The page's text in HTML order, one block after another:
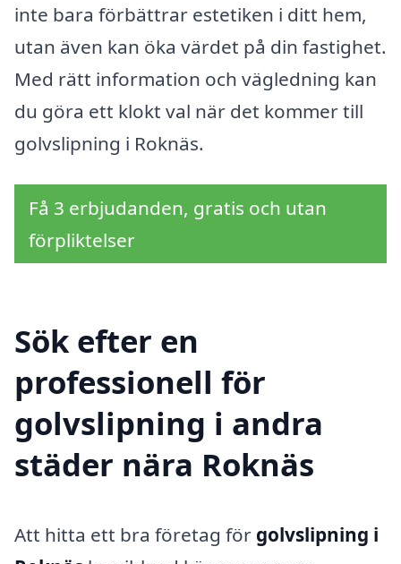
inte bara förbättrar estetiken i ditt hem,
utan även kan öka värdet på din fastighet.
Med rätt information och vägledning kan
du göra ett klokt val när det kommer till
golvslipning i Roknäs.
Få 3 erbjudanden, gratis och utan
förpliktelser
Sök efter en
professionell för
golvslipning i andra
städer nära Roknäs
Att hitta ett bra företag för golvslipning i